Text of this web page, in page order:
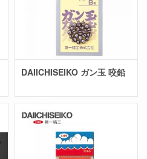
DAIICHISEIKO ガン玉 咬鉛